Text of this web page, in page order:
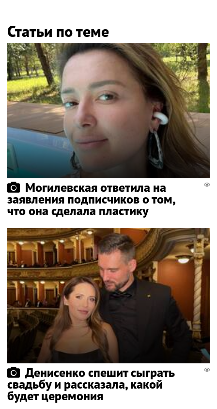
Статьи по теме
Могилевская ответила на
заявления подписчиков о том,
что она сделала пластику
Денисенко спешит сыграть
свадьбу и рассказала, какой
будет церемония